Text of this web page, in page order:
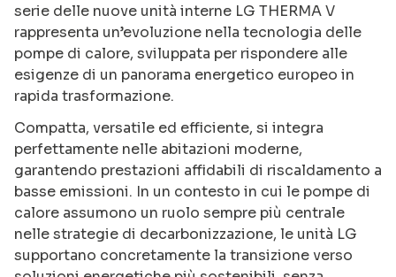
serie delle nuove unità interne LG THERMA V
rappresenta un’evoluzione nella tecnologia delle
pompe di calore, sviluppata per rispondere alle
esigenze di un panorama energetico europeo in
rapida trasformazione.
Compatta, versatile ed efficiente, si integra
perfettamente nelle abitazioni moderne,
garantendo prestazioni affidabili di riscaldamento a
basse emissioni. In un contesto in cui le pompe di
calore assumono un ruolo sempre più centrale
nelle strategie di decarbonizzazione, le unità LG
supportano concretamente la transizione verso